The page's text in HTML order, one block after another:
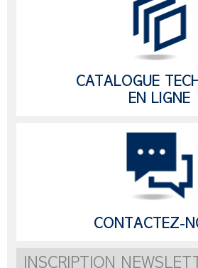
CATALOGUE
EN LIGNE
CONTACTEZ-
INSCRIPTION